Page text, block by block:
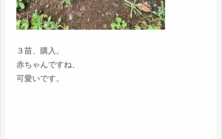
３苗、購入。
赤ちゃんですね、
可愛いです。